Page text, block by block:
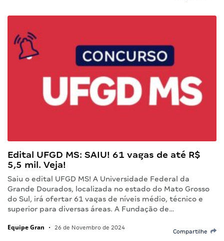
Edital UFGD MS: SAIU! 61 vagas de até R$
5,5 mil. Veja!
Saiu o edital UFGD MS! A Universidade Federal da
Grande Dourados, localizada no estado do Mato Grosso
do Sul, irá ofertar 61 vagas de níveis médio, técnico e
superior para diversas áreas. A Fundação de…
Equipe Gran • 26 de Novembro de 2024
Compartilhe